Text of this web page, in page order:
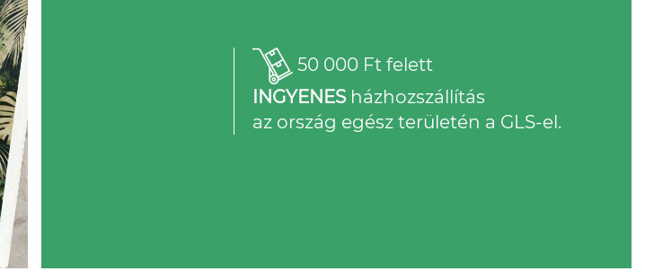
50 000 Ft felett
INGYENESházhozszállítás
az ország egész területén a GLS-el.